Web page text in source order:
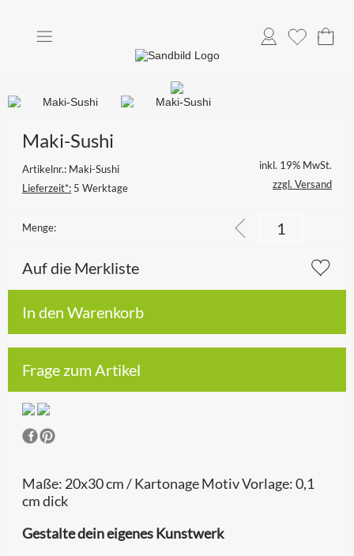
Anmelden
Merkliste
Maki-Sushi
Artikelnr.: Maki-Sushi
Lieferzeit*: 5 Werktage
inkl. 19% MwSt.
zzgl. Versand
Menge:
Auf die Merkliste
In den Warenkorb
Frage zum Artikel
Maße: 20x30 cm / Kartonage Motiv Vorlage: 0,1
cm dick
Gestalte dein eigenes Kunstwerk